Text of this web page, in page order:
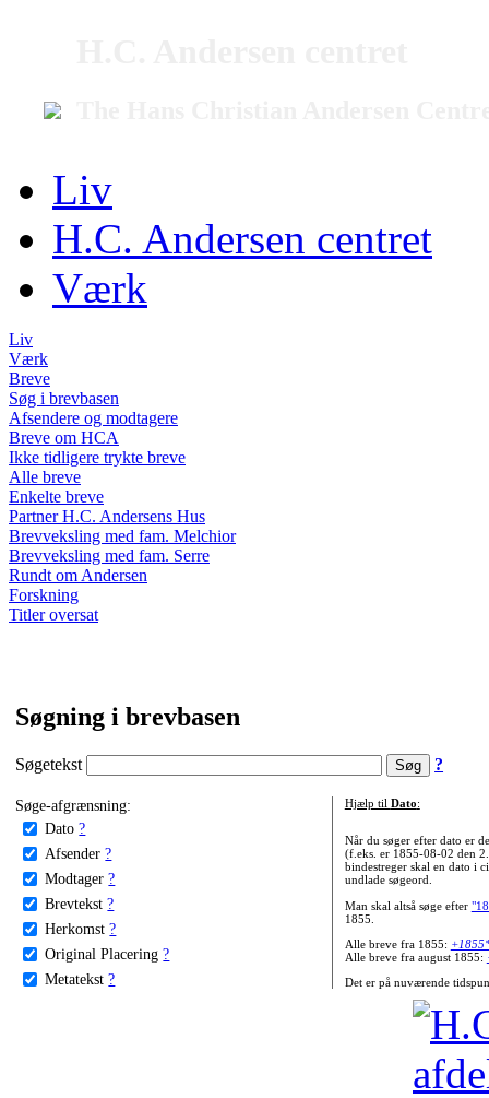
Liv
H.C. Andersen centret
Værk
Liv
Værk
Breve
Søg i brevbasen
Afsendere og modtagere
Breve om HCA
Ikke tidligere trykte breve
Alle breve
Enkelte breve
Partner H.C. Andersens Hus
Brevveksling med fam. Melchior
Brevveksling med fam. Serre
Rundt om Andersen
Forskning
Titler oversat
Søgning i brevbasen
Søgetekst ?
Søge-afgrænsning:
Dato ?
Afsender ?
Modtager ?
Brevtekst ?
Herkomst ?
Original Placering ?
Metatekst ?
Hjælp til Dato:
Når du søger efter dato er
(f.eks. er 1855-08-02 den
bindestreger skal en dato i
undlade søgeord.
Man skal altså søge efter
1855.
Alle breve fra 1855:
Alle breve fra august 1855:
Det er på nuværende